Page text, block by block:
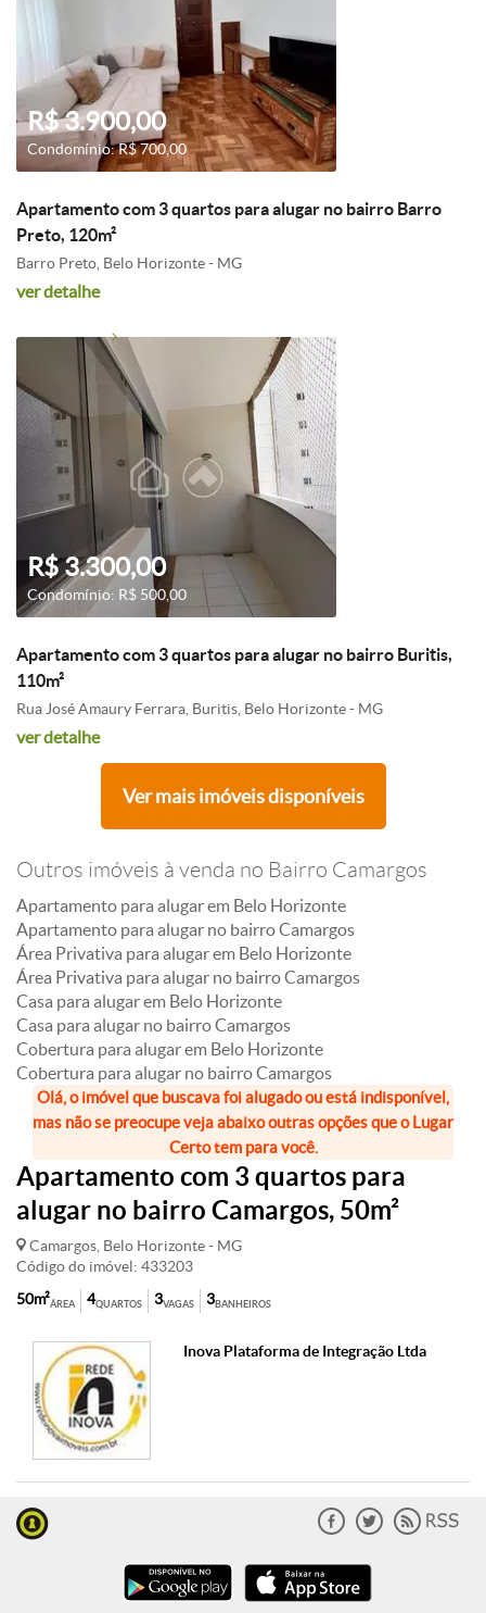
R$ 3.900,00
Condomínio: R$ 700,00
Apartamento com 3 quartos para alugar no bairro Barro
Preto, 120m²
Barro Preto, Belo Horizonte - MG
ver detalhe
R$ 3.300,00
Condomínio: R$ 500,00
Apartamento com 3 quartos para alugar no bairro Buritis,
110m²
Rua José Amaury Ferrara, Buritis, Belo Horizonte - MG
ver detalhe
Ver mais imóveis disponíveis
Outros imóveis à venda no Bairro Camargos
Apartamento para alugar em Belo Horizonte
Apartamento para alugar no bairro Camargos
Área Privativa para alugar em Belo Horizonte
Área Privativa para alugar no bairro Camargos
Casa para alugar em Belo Horizonte
Casa para alugar no bairro Camargos
Cobertura para alugar em Belo Horizonte
Cobertura para alugar no bairro Camargos
Olá, o imóvel que buscava foi alugado ou está indisponível,
mas não se preocupe veja abaixo outras opções que o Lugar
Certo tem para você.
Apartamento com 3 quartos para
alugar no bairro Camargos, 50m²
Camargos, Belo Horizonte - MG
Código do imóvel: 433203
ÁREA
50m² QUARTOS
4 VAGAS
3 BANHEIROS
3
Inova Plataforma de Integração Ltda